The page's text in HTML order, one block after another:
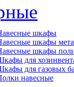
шкафы
шкафы
шкафы
для
для газовых
навесные